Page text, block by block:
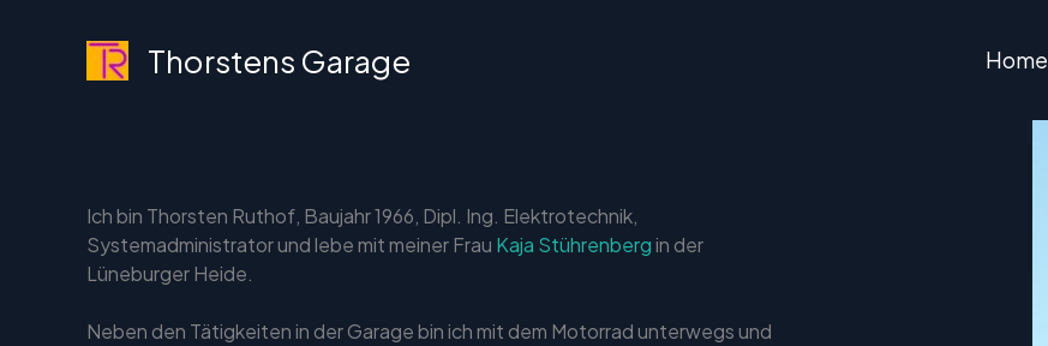
Thorstens Garage Home
Ich bin Thorsten Ruthof, Baujahr 1966, Dipl. Ing. Elektrotechnik,
Systemadministrator und lebe mit meiner Frau Kaja Stührenbergin der
Lüneburger Heide.
Neben den Tätigkeiten in der Garage bin ich mit dem Motorrad unterwegs und